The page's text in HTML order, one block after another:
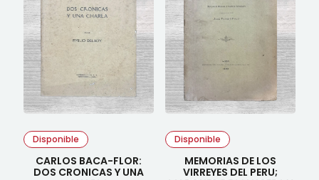
Disponible
CARLOS BACA-FLOR:
DOS CRONICAS Y UNA
Disponible
MEMORIAS DE LOS
VIRREYES DEL PERU;